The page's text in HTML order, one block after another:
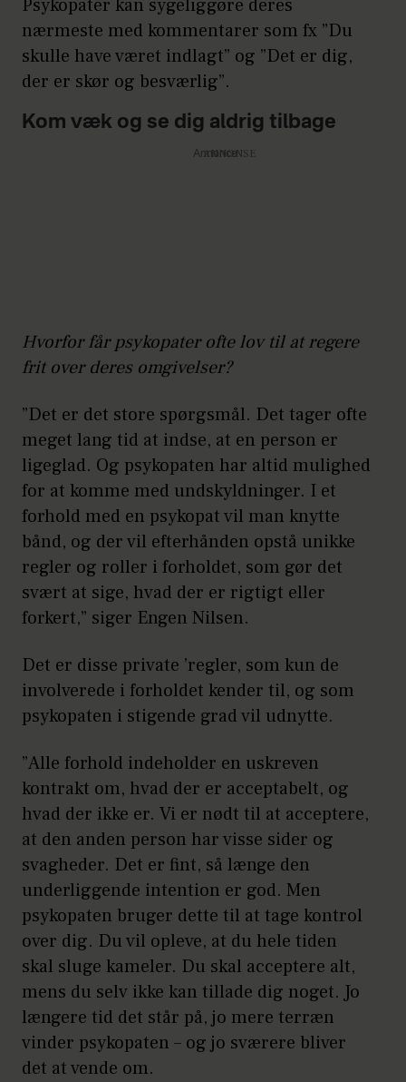
Psykopater kan sygeliggøre deres
nærmeste med kommentarer som fx ”Du
skulle have været indlagt” og ”Det er dig,
der er skør og besværlig”.
Kom væk og se dig aldrig tilbage
Annonce
Hvorfor får psykopater ofte lov til at regere
frit over deres omgivelser?
”Det er det store spørgsmål. Det tager ofte
meget lang tid at indse, at en person er
ligeglad. Og psykopaten har altid mulighed
for at komme med undskyldninger. I et
forhold med en psykopat vil man knytte
bånd, og der vil efterhånden opstå unikke
regler og roller i forholdet, som gør det
svært at sige, hvad der er rigtigt eller
forkert,” siger Engen Nilsen.
Det er disse private ’regler, som kun de
involverede i forholdet kender til, og som
psykopaten i stigende grad vil udnytte.
”Alle forhold indeholder en uskreven
kontrakt om, hvad der er acceptabelt, og
hvad der ikke er. Vi er nødt til at acceptere,
at den anden person har visse sider og
svagheder. Det er fint, så længe den
underliggende intention er god. Men
psykopaten bruger dette til at tage kontrol
over dig. Du vil opleve, at du hele tiden
skal sluge kameler. Du skal acceptere alt,
mens du selv ikke kan tillade dig noget. Jo
længere tid det står på, jo mere terræn
vinder psykopaten – og jo sværere bliver
det at vende om.